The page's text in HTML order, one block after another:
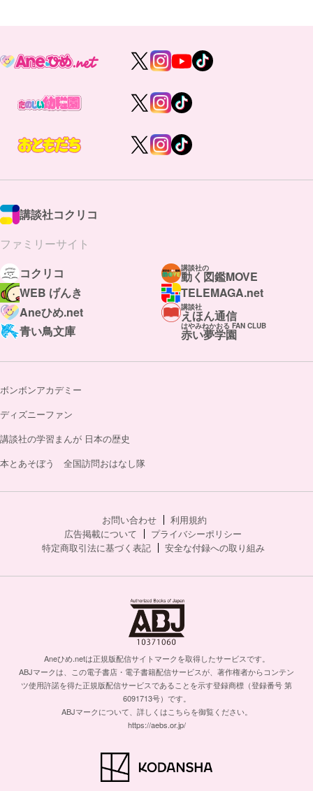
講談社コクリコ
ファミリーサイト
コクリコ
講談社の
動く図鑑MOVE
WEB げんき
TELEMAGA.net
Aneひめ.net
講談社
えほん通信
青い鳥文庫
はやみねかおる FAN CLUB
赤い夢学園
ボンボンアカデミー
ディズニーファン
講談社の学習まんが 日本の歴史
本とあそぼう 全国訪問おはなし隊
お問い合わせ
利用規約
広告掲載について
プライバシーポリシー
特定商取引法に基づく表記
安全な付録への取り組み
Aneひめ.netは正規版配信サイトマークを取得したサービスです。
ABJマークは、この電子書店・電子書籍配信サービスが、著作権者からコンテン
ツ使用許諾を得た正規版配信サービスであることを示す登録商標（登録番号 第
6091713号）です。
ABJマークについて、詳しくはこちらを御覧ください。
https://aebs.or.jp/